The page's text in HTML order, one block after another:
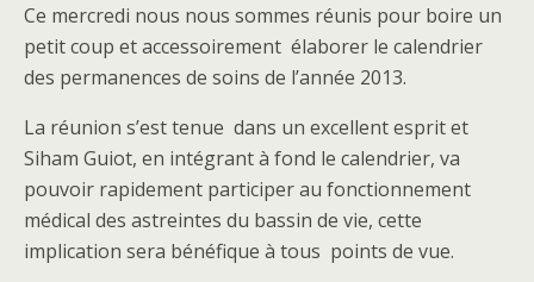
Ce mercredi nous nous sommes réunis pour boire un
petit coup et accessoirement élaborer le calendrier
des permanences de soins de l’année 2013.
La réunion s’est tenue dans un excellent esprit et
Siham Guiot, en intégrant à fond le calendrier, va
pouvoir rapidement participer au fonctionnement
médical des astreintes du bassin de vie, cette
implication sera bénéfique à tous points de vue.